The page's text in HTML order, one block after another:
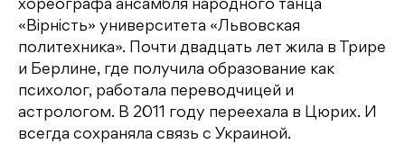
хореографа ансамбля народного танца
«Вірність» университета «Львовская
политехника». Почти двадцать лет жила в Трире
и Берлине, где получила образование как
психолог, работала переводчицей и
астрологом. В 2011 году переехала в Цюрих. И
всегда сохраняла связь с Украиной.